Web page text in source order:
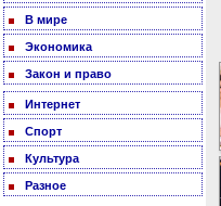
В мире
Экономика
Закон и право
Интернет
Спорт
Культура
Разное